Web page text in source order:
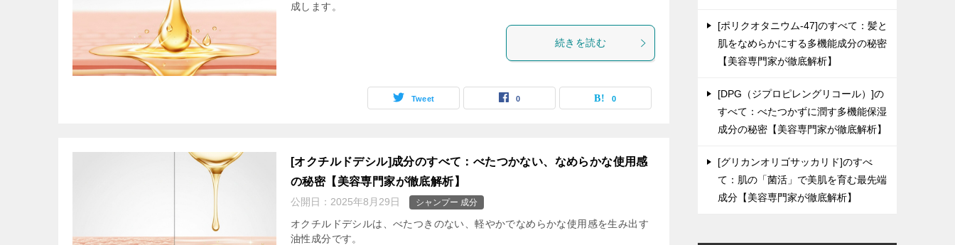
成します。
続きを読む
Tweet 0 0
[オクチルドデシル]成分のすべて：べたつかない、なめらかな使用感
の秘密【美容専門家が徹底解析】
公開日： 2025年8月29日 シャンプー 成分
オクチルドデシルは、べたつきのない、軽やかでなめらかな使用感を生み出す
油性成分です。
[ポリクオタニウム-47]のすべて：髪と
肌をなめらかにする多機能成分の秘密
【美容専門家が徹底解析】
[DPG（ジプロピレングリコール）]の
すべて：べたつかずに潤す多機能保湿
成分の秘密【美容専門家が徹底解析】
[グリカンオリゴサッカリド]のすべ
て：肌の「菌活」で美肌を育む最先端
成分【美容専門家が徹底解析】